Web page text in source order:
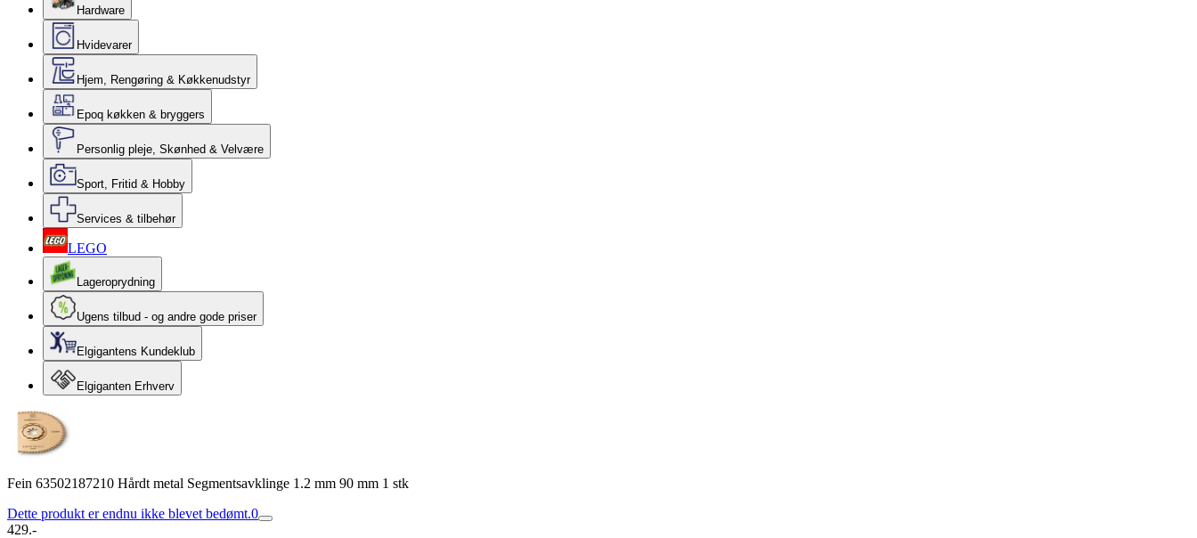
Hardware
Hvidevarer
Hjem, Rengøring & Køkkenudstyr
Epoq køkken & bryggers
Personlig pleje, Skønhed & Velvære
Sport, Fritid & Hobby
Services & tilbehør
LEGO
Lageroprydning
Ugens tilbud - og andre gode priser
Elgigantens Kundeklub
Elgiganten Erhverv
Fein 63502187210 Hårdt metal Segmentsavklinge 1.2 mm 90 mm 1 stk
Dette produkt er endnu ikke blevet bedømt.0
429.-